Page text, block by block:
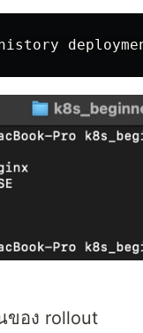
ของ rollout